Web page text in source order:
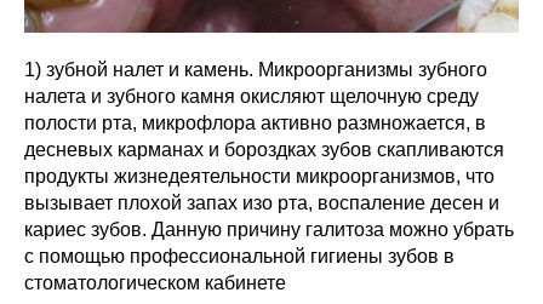
1) зубной налет и камень. Микроорганизмы зубного
налета и зубного камня окисляют щелочную среду
полости рта, микрофлора активно размножается, в
десневых карманах и бороздках зубов скапливаются
продукты жизнедеятельности микроорганизмов, что
вызывает плохой запах изо рта, воспаление десен и
кариес зубов. Данную причину галитоза можно убрать
с помощью профессиональной гигиены зубов в
стоматологическом кабинете